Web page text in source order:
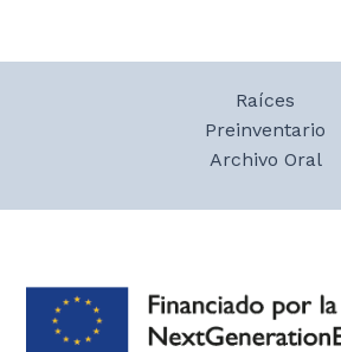
Raíces
Preinventario
Archivo Oral